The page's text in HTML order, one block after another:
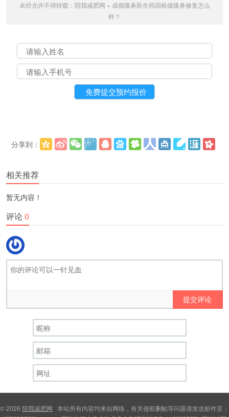
未经允许不得转载： 陪我减肥网 » 成都隆鼻医生韩国栋做隆鼻修复怎么
样？
分享到：
相关推荐
暂无内容！
评论0
提交评论
© 2026 陪我减肥网 本站所有内容均来自网络，有关侵权删帖等问题请发送邮件至：